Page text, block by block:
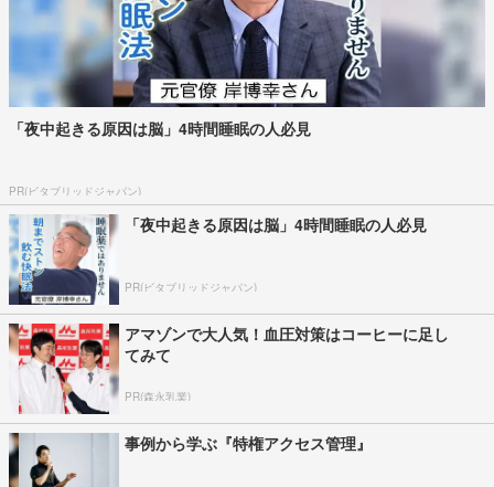
「夜中起きる原因は脳」4時間睡眠の人必見
PR(ビタブリッドジャパン)
「夜中起きる原因は脳」4時間睡眠の人必見
PR(ビタブリッドジャパン)
アマゾンで大人気！血圧対策はコーヒーに足し
てみて
PR(森永乳業)
事例から学ぶ『特権アクセス管理』